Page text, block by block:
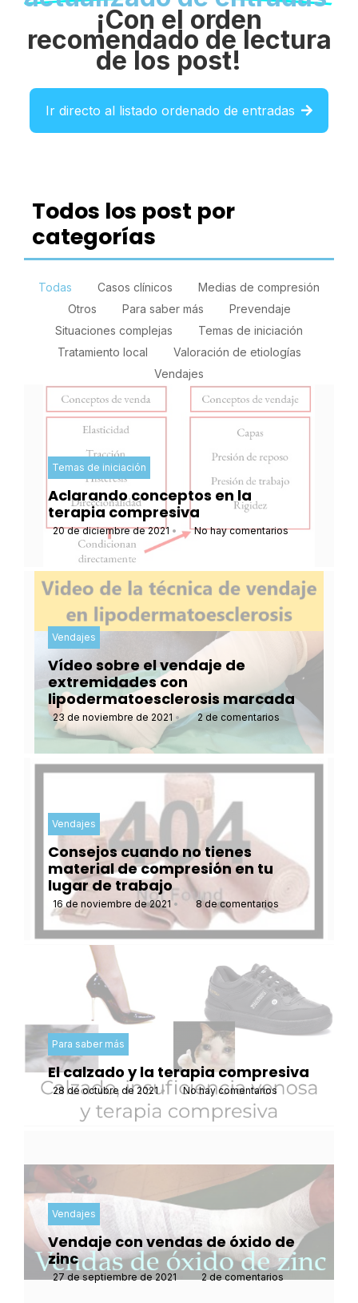
¡Con el orden
recomendado de lectura
de los post!
Ir directo al listado ordenado de entradas
Todos los post por
categorías
Todas Casos clínicos
Medias de compresión
Otros
Para saber más
Prevendaje
Situaciones complejas
Temas de iniciación
Tratamiento local
Valoración de etiologías
Vendajes
Temas de iniciación
Aclarando conceptos en la
terapia compresiva
20 de diciembre de 2021 • No hay comentarios
Vendajes
Vídeo sobre el vendaje de
extremidades con
lipodermatoesclerosis marcada
23 de noviembre de 2021 • 2 de comentarios
Vendajes
Consejos cuando no tienes
material de compresión en tu
lugar de trabajo
16 de noviembre de 2021 • 8 de comentarios
Para saber más
El calzado y la terapia compresiva
28 de octubre de 2021 • No hay comentarios
Vendajes
Vendaje con vendas de óxido de
zinc
27 de septiembre de 2021 2 de comentarios